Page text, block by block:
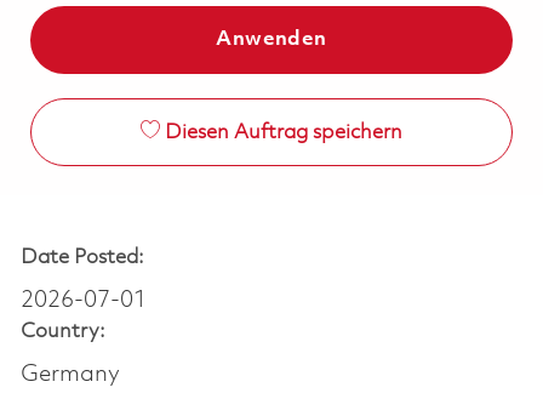
Anwenden
Diesen Auftrag speichern
Date Posted:
2026-07-01
Country:
Germany